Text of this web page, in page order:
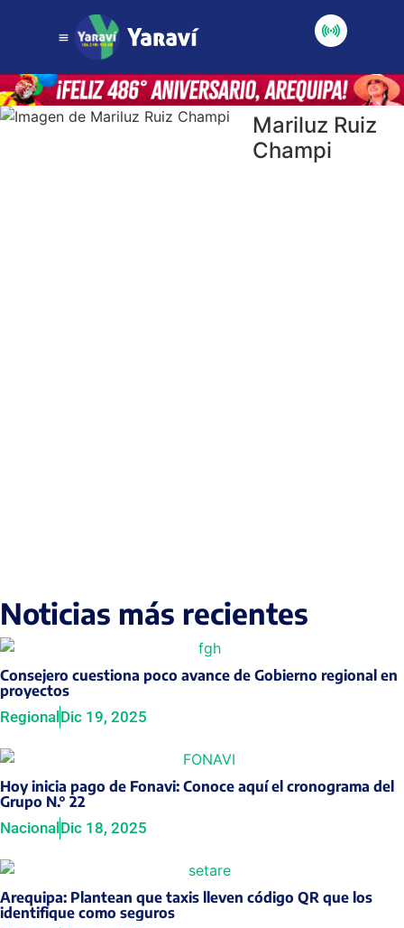
Mariluz Ruiz
Champi
Noticias más recientes
Consejero cuestiona poco avance de Gobierno regional en
proyectos
Regional Dic 19, 2025
Hoy inicia pago de Fonavi: Conoce aquí el cronograma del
Grupo N.° 22
NacionalDic 18, 2025
Arequipa: Plantean que taxis lleven código QR que los
identifique como seguros